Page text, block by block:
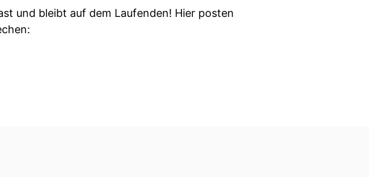
und bleibt auf dem Laufenden! Hier posten